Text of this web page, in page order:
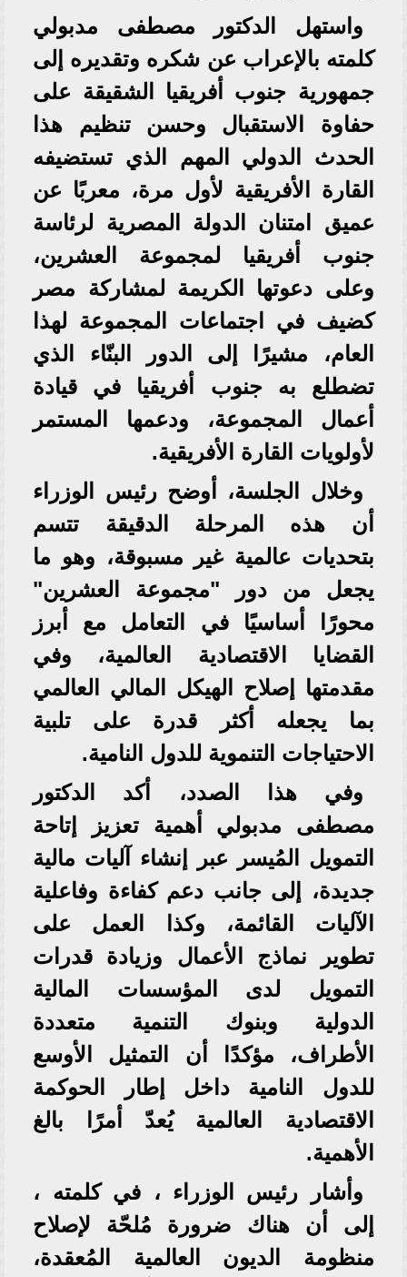
واستهل الدكتور مصطفى مدبولي
كلمته بالإعراب عن شكره وتقديره إلى
جمهورية جنوب أفريقيا الشقيقة على
حفاوة الاستقبال وحسن تنظيم هذا
الحدث الدولي المهم الذي تستضيفه
القارة الأفريقية لأول مرة، معربًا عن
عميق امتنان الدولة المصرية لرئاسة
جنوب أفريقيا لمجموعة العشرين،
وعلى دعوتها الكريمة لمشاركة مصر
كضيف في اجتماعات المجموعة لهذا
العام، مشيرًا إلى الدور البنّاء الذي
تضطلع به جنوب أفريقيا في قيادة
أعمال المجموعة، ودعمها المستمر
لأولويات القارة الأفريقية.
وخلال الجلسة، أوضح رئيس الوزراء
أن هذه المرحلة الدقيقة تتسم
بتحديات عالمية غير مسبوقة، وهو ما
يجعل من دور "مجموعة العشرين"
محورًا أساسيًا في التعامل مع أبرز
القضايا الاقتصادية العالمية، وفي
مقدمتها إصلاح الهيكل المالي العالمي
بما يجعله أكثر قدرة على تلبية
الاحتياجات التنموية للدول النامية.
وفي هذا الصدد، أكد الدكتور
مصطفى مدبولي أهمية تعزيز إتاحة
التمويل المُيسر عبر إنشاء آليات مالية
جديدة، إلى جانب دعم كفاءة وفاعلية
الآليات القائمة، وكذا العمل على
تطوير نماذج الأعمال وزيادة قدرات
التمويل لدى المؤسسات المالية
الدولية وبنوك التنمية متعددة
الأطراف، مؤكدًا أن التمثيل الأوسع
للدول النامية داخل إطار الحوكمة
الاقتصادية العالمية يُعدّ أمرًا بالغ
الأهمية.
وأشار رئيس الوزراء ، في كلمته ،
إلى أن هناك ضرورة مُلحّة لإصلاح
منظومة الديون العالمية المُعقدة،